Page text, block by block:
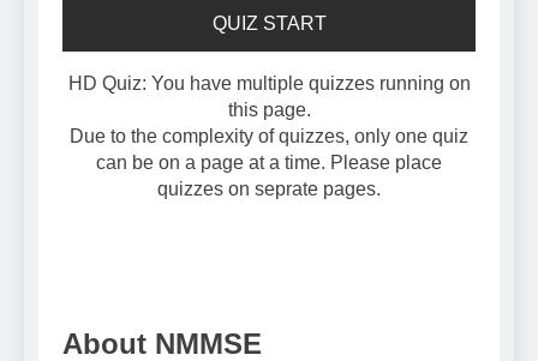
QUIZ START
HD Quiz: You have multiple quizzes running on
this page.
Due to the complexity of quizzes, only one quiz
can be on a page at a time. Please place
quizzes on seprate pages.
About NMMSE